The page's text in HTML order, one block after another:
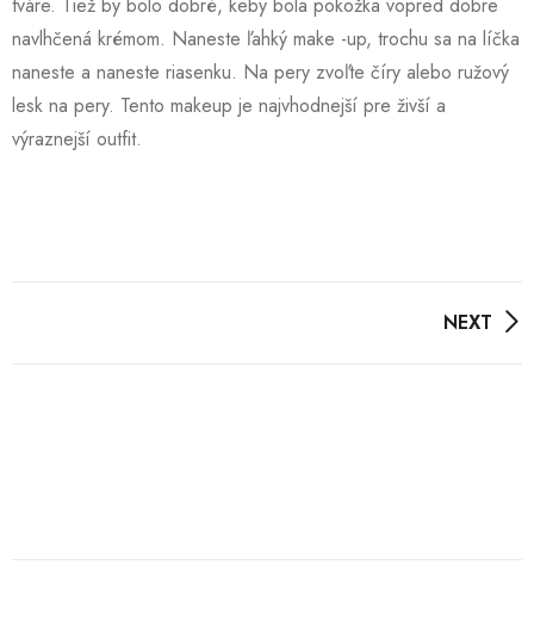
navlhčená krémom. Naneste ľahký make -up, trochu sa na líčka
naneste a naneste riasenku. Na pery zvoľte číry alebo ružový
lesk na pery. Tento makeup je najvhodnejší pre živší a
výraznejší outfit.
NEXT